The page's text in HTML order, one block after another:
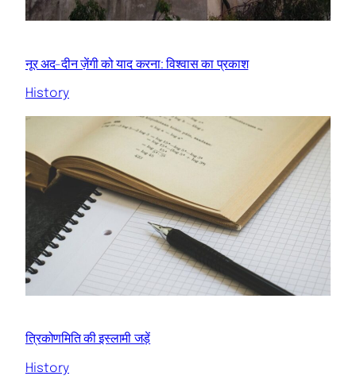
नूर अद-दीन ज़ेंगी को याद करना: विश्वास का प्रकाश
History
त्रिकोणमिति की इस्लामी जड़ें
History